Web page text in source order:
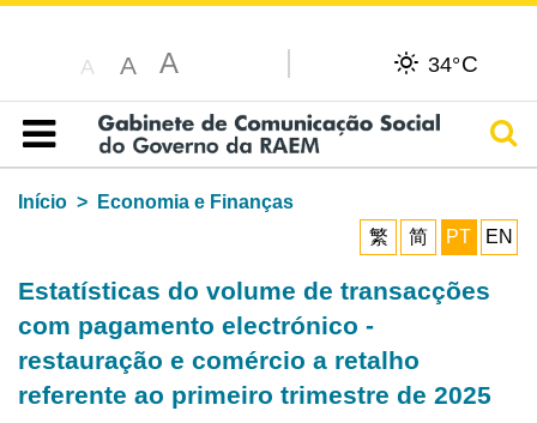
A A A 34°C
Índice
Início
Economia e Finanças
繁
简 PT EN
Estatísticas do volume de transacções
com pagamento electrónico -
restauração e comércio a retalho
referente ao primeiro trimestre de 2025